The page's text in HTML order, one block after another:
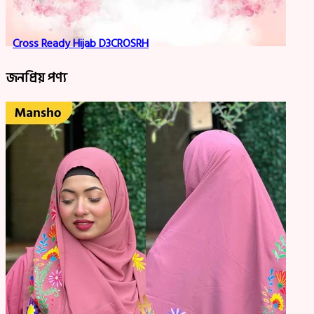
Cross Ready Hijab D3CROSRH
জনপ্রিয় পণ্য